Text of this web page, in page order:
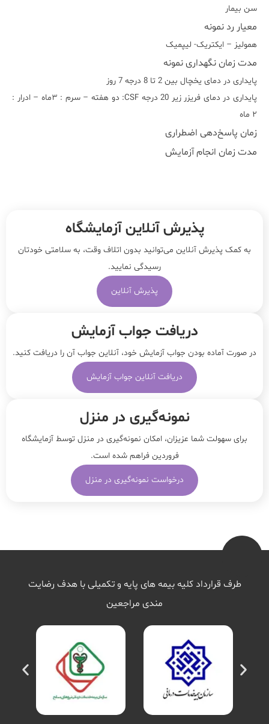
سن بیمار
معیار رد نمونه
هموليز – ايکتريک- ليپميک
مدت زمان نگهداری نمونه
پایداری در دمای یخچال بین 2 تا 8 درجه 7 روز
پایداری در دمای فریزر زیر 20 درجه CSF: دو هفته – سرم : ٣ماه – ادرار :
٢ ماه
زمان پاسخ‌دهی اضطراری
مدت زمان انجام آزمایش
پذیرش آنلاین آزمایشگاه
به کمک پذیرش آنلاین می‌توانید بدون اتلاف وقت، به سلامتی خودتان
رسیدگی نمایید.
پذیرش آنلاین
دریافت جواب آزمایش
در صورت آماده بودن جواب آزمایش خود، آنلاین جواب‌ آن را دریافت کنید.
دریافت آنلاین جواب آزمایش
نمونه‌‌گیری در منزل
برای سهولت شما عزیزان، امکان نمونه‌گیری در منزل توسط آزمایشگاه
فروردین فراهم شده است.
درخواست نمونه‌گیری در منزل
طرف قرارداد کلیه بیمه های پایه و تکمیلی با هدف رضایت
مندی مراجعین